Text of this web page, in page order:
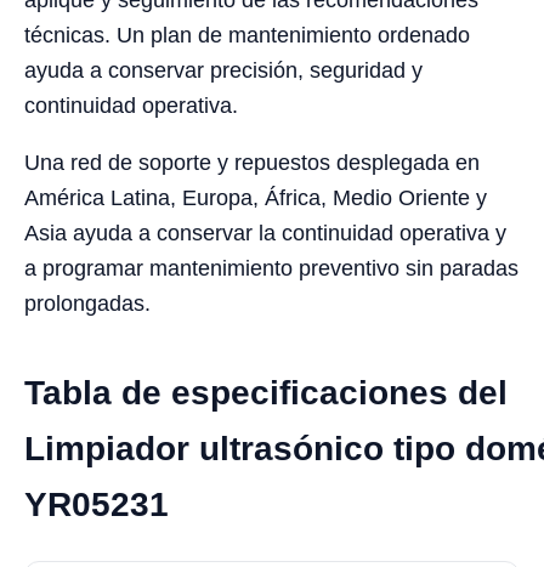
técnicas. Un plan de mantenimiento ordenado
ayuda a conservar precisión, seguridad y
continuidad operativa.
Una red de soporte y repuestos desplegada en
América Latina, Europa, África, Medio Oriente y
Asia ayuda a conservar la continuidad operativa y
a programar mantenimiento preventivo sin paradas
prolongadas.
Tabla de especificaciones del
Limpiador ultrasónico tipo
YR05231